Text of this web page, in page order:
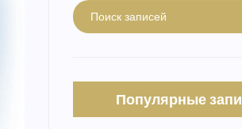
Популярные